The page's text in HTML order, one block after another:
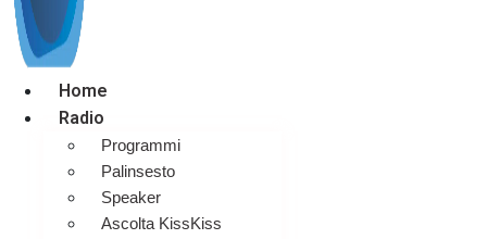
Home
Radio
Programmi
Palinsesto
Speaker
Ascolta KissKiss